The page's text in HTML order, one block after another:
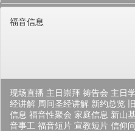
福音信息
现场直播 主日崇拜 祷告会 主日学
经讲解 周间圣经讲解 新约总览
信息 福音性聚会 家庭信息 新山
音事工 福音短片 宣教短片 信仰